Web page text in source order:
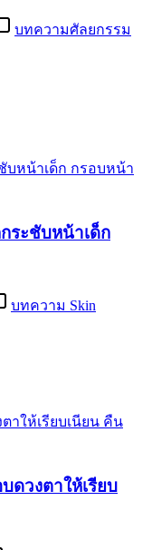
บทความศัลยกรรม
ระชับหน้าเด็ก
บทความ Skin
ดวงตาให้เรียบ